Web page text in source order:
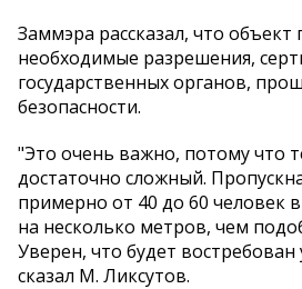
Заммэра рассказал, что объект
необходимые разрешения,
государственных органов,
безопасности.
"Это очень важно, потому что
достаточно сложный.
примерно от 40 до 60 человек
на несколько метров, чем
Уверен, что будет востребован
сказал М. Ликсутов.